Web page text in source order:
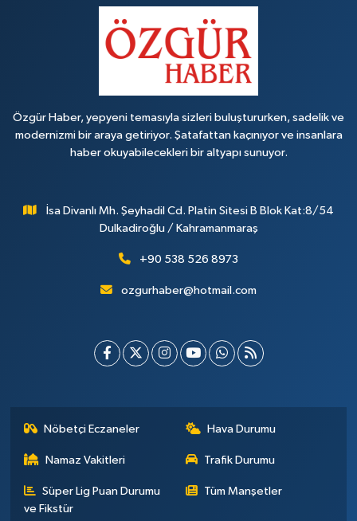
Özgür Haber, yepyeni temasıyla sizleri buluştururken, sadelik ve
modernizmi bir araya getiriyor. Şatafattan kaçınıyor ve insanlara
haber okuyabilecekleri bir altyapı sunuyor.
İsa Divanlı Mh. Şeyhadil Cd. Platin Sitesi B Blok Kat:8/54
Dulkadiroğlu / Kahramanmaraş
+90 538 526 8973
ozgurhaber@hotmail.com
Nöbetçi Eczaneler Hava Durumu
Namaz Vakitleri Trafik Durumu
Süper Lig Puan Durumu
ve Fikstür
Tüm Manşetler